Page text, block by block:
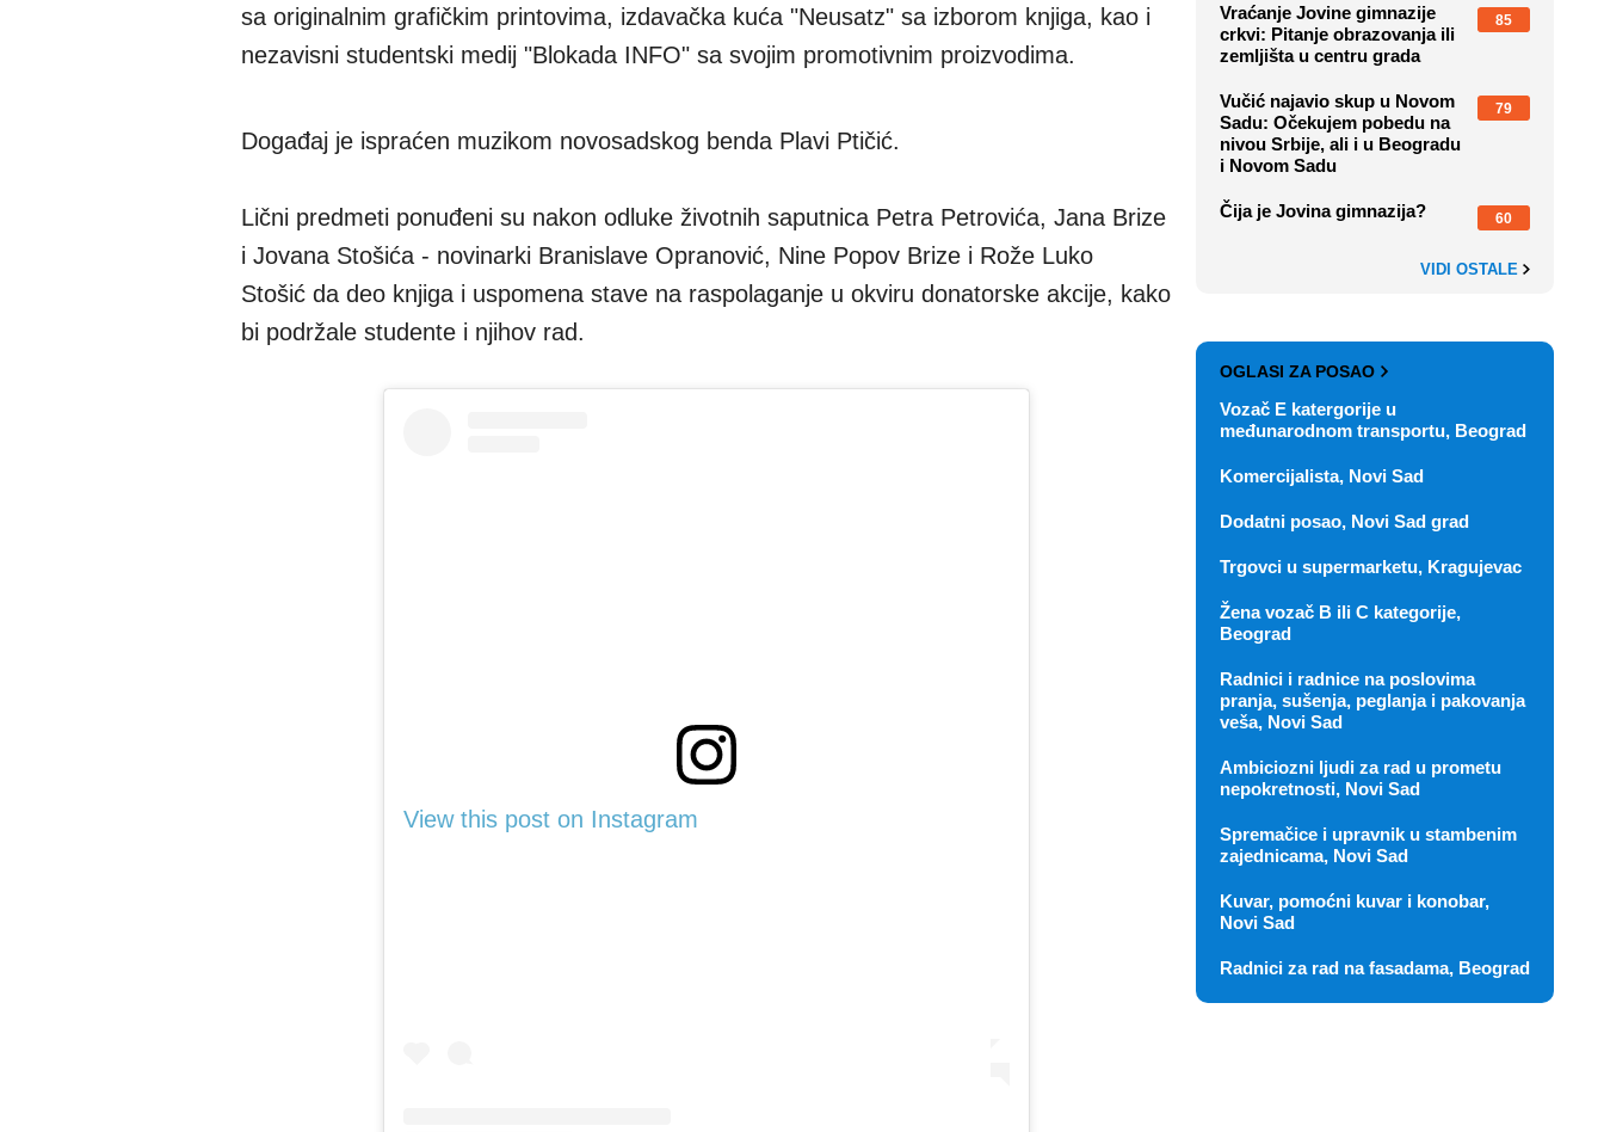
sa originalnim grafičkim printovima, izdavačka kuća "Neusatz" sa izborom knjiga, kao i
nezavisni studentski medij "Blokada INFO" sa svojim promotivnim proizvodima.
Događaj je ispraćen muzikom novosadskog benda Plavi Ptičić.
Lični predmeti ponuđeni su nakon odluke životnih saputnica Petra Petrovića, Jana Brize
i Jovana Stošića - novinarki Branislave Opranović, Nine Popov Brize i Rože Luko
Stošić da deo knjiga i uspomena stave na raspolaganje u okviru donatorske akcije, kako
bi podržale studente i njihov rad.
View this post on Instagram
Vraćanje Jovine gimnazije
crkvi: Pitanje obrazovanja ili
zemljišta u centru grada
85
Vučić najavio skup u Novom
Sadu: Očekujem pobedu na
nivou Srbije, ali i u Beogradu
i Novom Sadu
79
Čija je Jovina gimnazija? 60
VIDI OSTALE
OGLASI ZA POSAO
Vozač E katergorije u
međunarodnom transportu, Beograd
Komercijalista, Novi Sad
Dodatni posao, Novi Sad grad
Trgovci u supermarketu, Kragujevac
Žena vozač B ili C kategorije,
Beograd
Radnici i radnice na poslovima
pranja, sušenja, peglanja i pakovanja
veša, Novi Sad
Ambiciozni ljudi za rad u prometu
nepokretnosti, Novi Sad
Spremačice i upravnik u stambenim
zajednicama, Novi Sad
Kuvar, pomoćni kuvar i konobar,
Novi Sad
Radnici za rad na fasadama, Beograd